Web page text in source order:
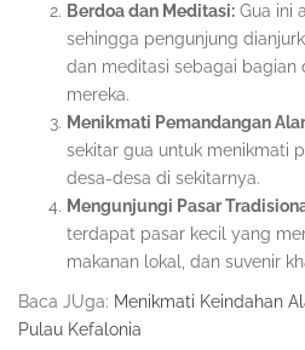
Berdoa dan Meditasi: Gua ini
sehingga pengunjung
dan meditasi sebagai bagian
mereka.
Menikmati Pemandangan
sekitar gua untuk menikmati
desa-desa di sekitarnya.
Mengunjungi Pasar
terdapat pasar kecil yang
makanan lokal, dan suvenir
Baca JUga: Menikmati Keindahan
Pulau Kefalonia